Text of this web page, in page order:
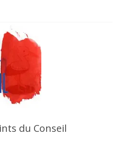
du Conseil